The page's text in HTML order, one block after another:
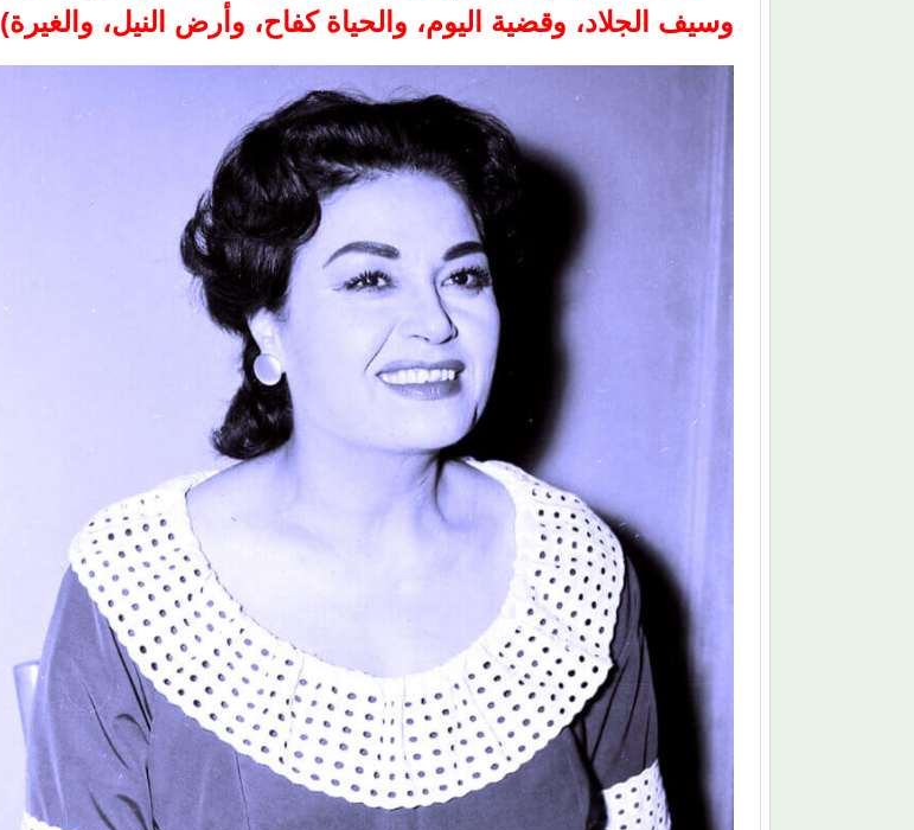
وسيف الجلاد، وقضية اليوم، والحياة كفاح، وأرض النيل، والغيرة)